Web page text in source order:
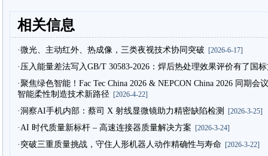
相关信息
·微光、主动红外、热成像，三类夜视技术协同突破 [2026-6-17]
·压入能量差法写入GB/T 30583-2026：焊后热处理效果评价有了国
·聚焦绿色智能！Fac Tec China 2026 & NEPCON China 2026 同期
智能柔性制造技术新路径[2026-4-22]
·洞察AI手机内部：蔡司 X 射线显微镜助力精密缺陷检测 [2026-3-25]
·AI 时代质量新标杆 – 高速连接器质量解决方案 [2026-3-24]
·突破三重质量挑战，守住人形机器人动作精确性与寿命[2026-3-22]